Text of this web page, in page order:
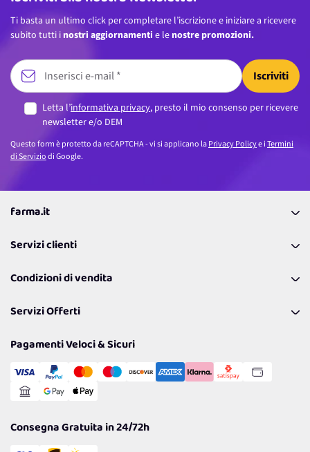
Ti basta un ultimo click per completare l’iscrizione e iniziare a ricevere
subito tutti i nostri aggiornamenti e le nostre promozioni.
Iscriviti
Letta l’informativa privacy, presto il mio consenso per ricevere
newsletter e/o DEM
Questo form è protetto da reCAPTCHA - vi si applicano laPrivacy Policye iTermini
di Serviziodi Google.
farma.it
Coupon
Lavora con noi
Politiche per la parità di genere
Servizi clienti
Richiamami
Resi
Condizioni di vendita
Spedizioni
Cookie Policy
Gestisci Cookie
Servizi Offerti
Reso Facile e Veloce
Pagamenti Veloci & Sicuri
Consegna Gratuita in 24/72h